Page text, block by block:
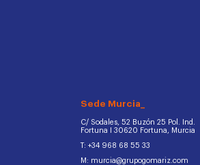
Sede Murcia_
C/ Sodales, 52 Buzón 25 Pol. Ind.
Fortuna I 30620 Fortuna, Murcia
T: +34 968 68 55 33
M: murcia@grupogomariz.com